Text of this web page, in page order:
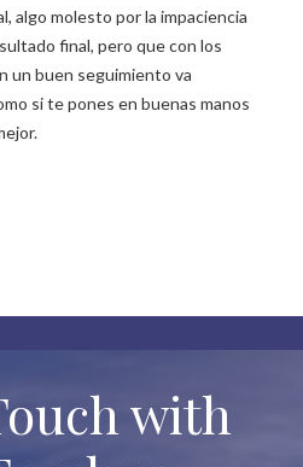
algo molesto por la impaciencia
final, pero que con los
un buen seguimiento va
si te pones en buenas manos
with